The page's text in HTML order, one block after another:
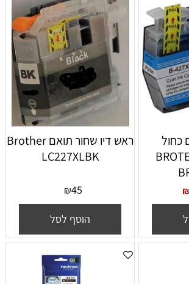
כחול
‏ראש דיו ‏שחור תואם Brother
LC227XLBK
₪45
הוסף לסל